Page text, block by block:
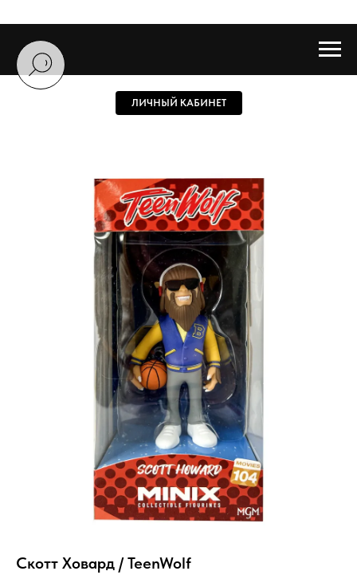
ЛИЧНЫЙ КАБИНЕТ
Скотт Ховард / TeenWolf